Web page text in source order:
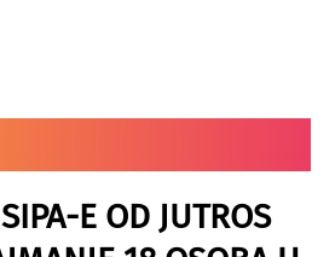
E OD JUTROS